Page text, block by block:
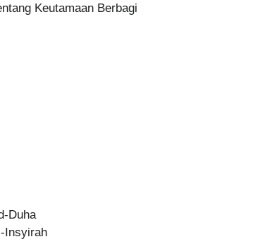
Keutamaan Berbagi
Duha
Insyirah